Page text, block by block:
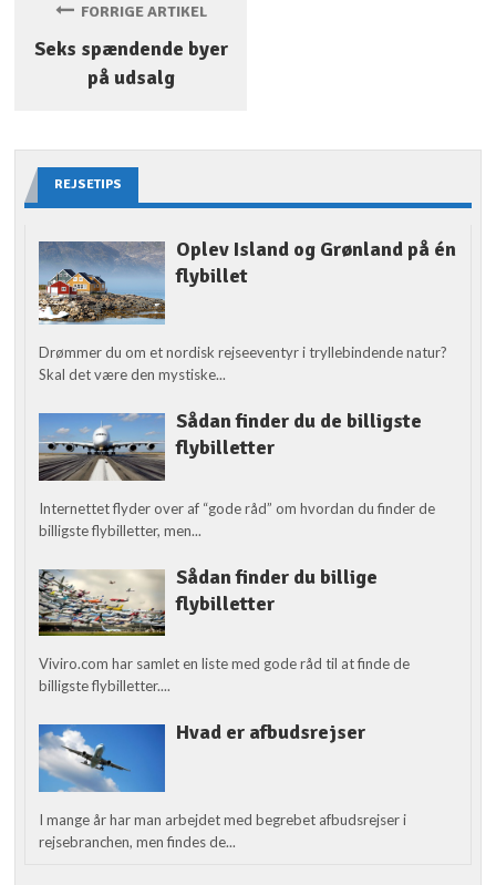
FORRIGE ARTIKEL
Seks spændende byer
på udsalg
REJSETIPS
Oplev Island og Grønland på én
flybillet
Drømmer du om et nordisk rejseeventyr i tryllebindende natur?
Skal det være den mystiske...
Sådan finder du de billigste
flybilletter
Internettet flyder over af “gode råd” om hvordan du finder de
billigste flybilletter, men...
Sådan finder du billige
flybilletter
Viviro.com har samlet en liste med gode råd til at finde de
billigste flybilletter....
Hvad er afbudsrejser
I mange år har man arbejdet med begrebet afbudsrejser i
rejsebranchen, men findes de...